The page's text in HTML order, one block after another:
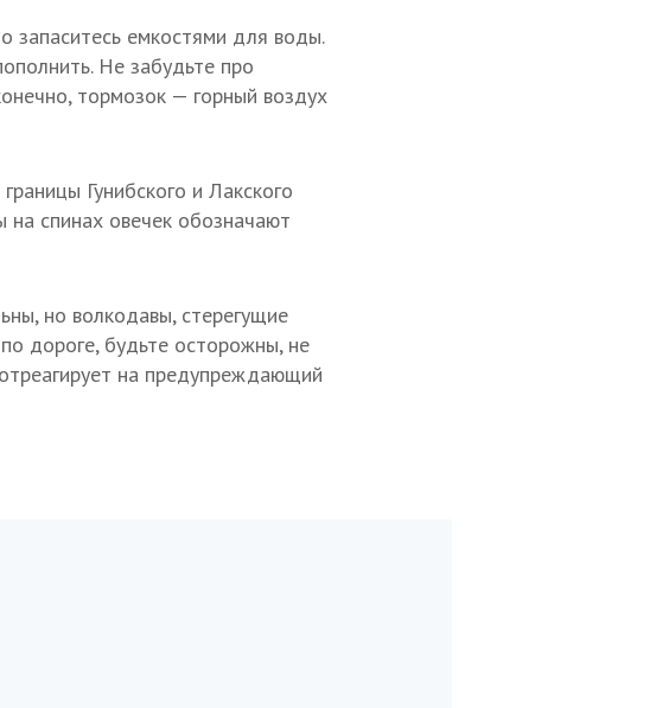
запаситесь емкостями для воды.
Не забудьте про
тормозок — горный воздух
Гунибского и Лакского
на спинах овечек обозначают
но волкодавы, стерегущие
дороге, будьте осторожны, не
на предупреждающий